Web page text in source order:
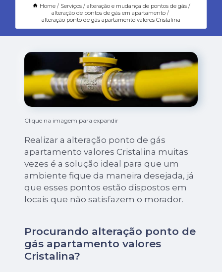
Home Serviços
alteração e mudança de pontos de gás
alteração de pontos de gás em apartamento
alteração ponto de gás apartamento valores Cristalina
Clique na imagem para expandir
Realizar a alteração ponto de gás
apartamento valores Cristalina muitas
vezes é a solução ideal para que um
ambiente fique da maneira desejada, já
que esses pontos estão dispostos em
locais que não satisfazem o morador.
Procurando alteração ponto de
gás apartamento valores
Cristalina?